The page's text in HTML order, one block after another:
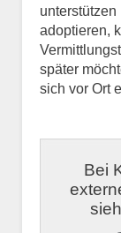
adoptieren,
später
sich vor Ort
Bei